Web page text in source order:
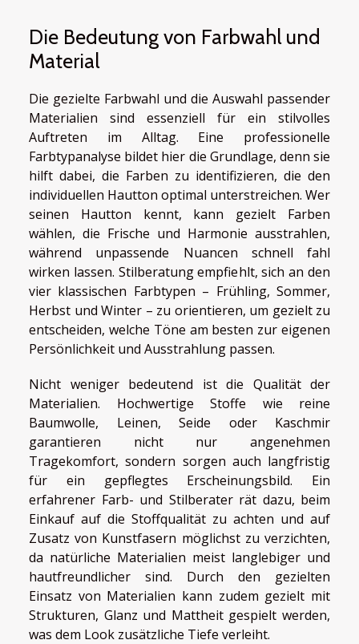
Die Bedeutung von Farbwahl und
Material
Die gezielte Farbwahl und die Auswahl passender
Materialien sind essenziell für ein stilvolles
Auftreten im Alltag. Eine professionelle
Farbtypanalyse bildet hier die Grundlage, denn sie
hilft dabei, die Farben zu identifizieren, die den
individuellen Hautton optimal unterstreichen. Wer
seinen Hautton kennt, kann gezielt Farben
wählen, die Frische und Harmonie ausstrahlen,
während unpassende Nuancen schnell fahl
wirken lassen. Stilberatung empfiehlt, sich an den
vier klassischen Farbtypen – Frühling, Sommer,
Herbst und Winter – zu orientieren, um gezielt zu
entscheiden, welche Töne am besten zur eigenen
Persönlichkeit und Ausstrahlung passen.
Nicht weniger bedeutend ist die Qualität der
Materialien. Hochwertige Stoffe wie reine
Baumwolle, Leinen, Seide oder Kaschmir
garantieren nicht nur angenehmen
Tragekomfort, sondern sorgen auch langfristig
für ein gepflegtes Erscheinungsbild. Ein
erfahrener Farb- und Stilberater rät dazu, beim
Einkauf auf die Stoffqualität zu achten und auf
Zusatz von Kunstfasern möglichst zu verzichten,
da natürliche Materialien meist langlebiger und
hautfreundlicher sind. Durch den gezielten
Einsatz von Materialien kann zudem gezielt mit
Strukturen, Glanz und Mattheit gespielt werden,
was dem Look zusätzliche Tiefe verleiht.